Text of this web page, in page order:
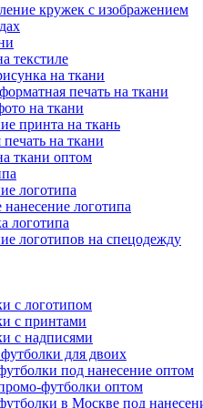
кружек с изображением
текстиле
на ткани
печать на ткани
на ткани
принта на ткань
на ткани
ткани оптом
логотипа
логотипа
логотипа
логотипов на спецодежду
с логотипом
с принтами
с надписями
для двоих
под нанесение оптом
футболки оптом
в Москве под